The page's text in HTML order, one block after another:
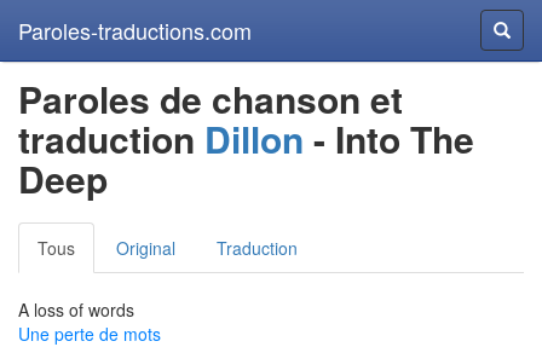
Paroles-traductions.com
Paroles de chanson et
traduction Dillon - Into The
Deep
Tous Original Traduction
A loss of words
Une perte de mots